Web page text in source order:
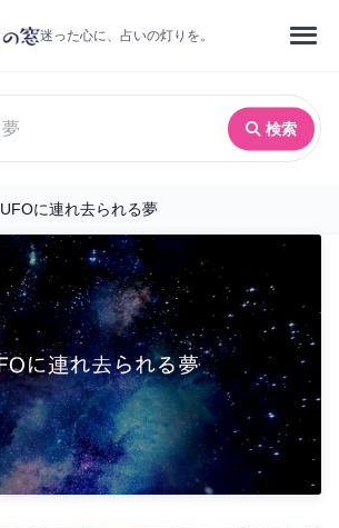
迷った心に、占いの灯りを。
検索
UFOに連れ去られる夢